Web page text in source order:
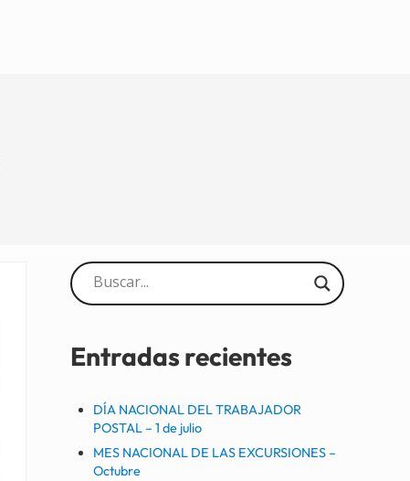
Sidebar
Entradas recientes
DÍA NACIONAL DEL TRABAJADOR
POSTAL – 1 de julio
MES NACIONAL DE LAS EXCURSIONES –
Octubre